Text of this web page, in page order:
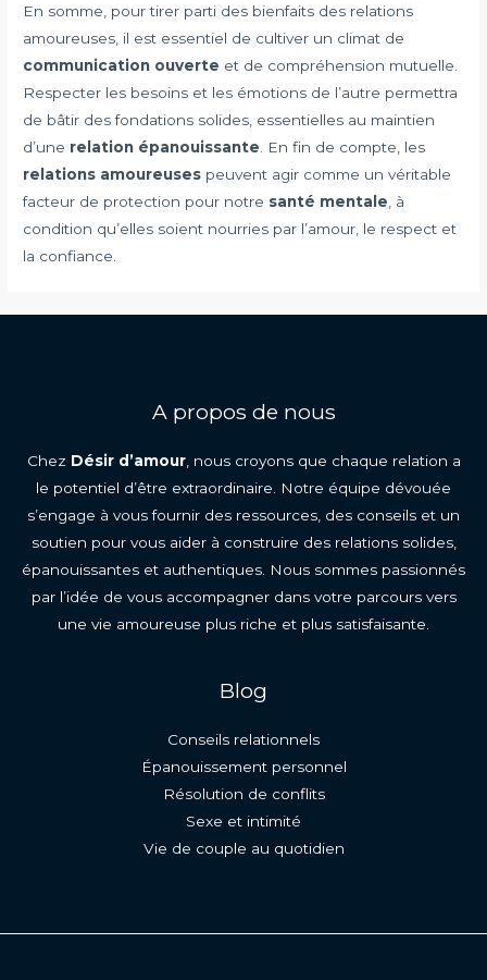
En somme, pour tirer parti des bienfaits des relations
amoureuses, il est essentiel de cultiver un climat de
communication ouverte et de compréhension mutuelle.
Respecter les besoins et les émotions de l’autre permettra
de bâtir des fondations solides, essentielles au maintien
d’une relation épanouissante . En fin de compte, les
relations amoureuses peuvent agir comme un véritable
facteur de protection pour notre santé mentale , à
condition qu’elles soient nourries par l’amour, le respect et
la confiance.
A propos de nous
Chez Désir d’amour, nous croyons que chaque relation a
le potentiel d’être extraordinaire. Notre équipe dévouée
s’engage à vous fournir des ressources, des conseils et un
soutien pour vous aider à construire des relations solides,
épanouissantes et authentiques. Nous sommes passionnés
par l’idée de vous accompagner dans votre parcours vers
une vie amoureuse plus riche et plus satisfaisante.
Blog
Conseils relationnels
Épanouissement personnel
Résolution de conflits
Sexe et intimité
Vie de couple au quotidien